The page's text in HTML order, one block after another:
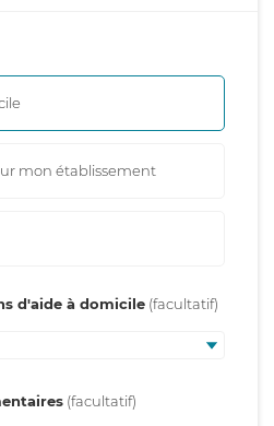
mon établissement
d'aide à domicile